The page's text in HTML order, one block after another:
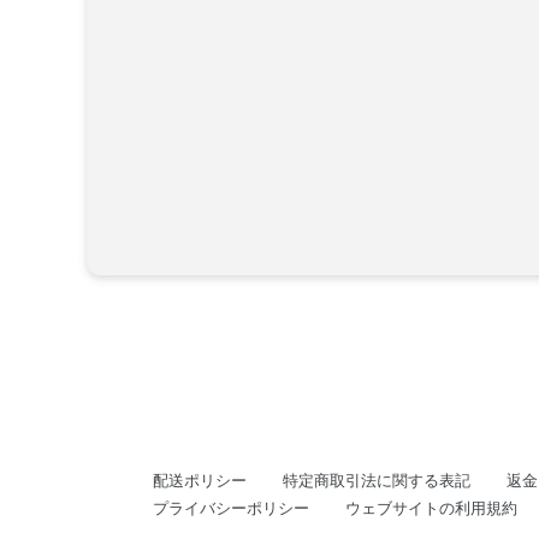
配送ポリシー 特定商取引法に関する表記
返
プライバシーポリシー
ウェブサイトの利用規約